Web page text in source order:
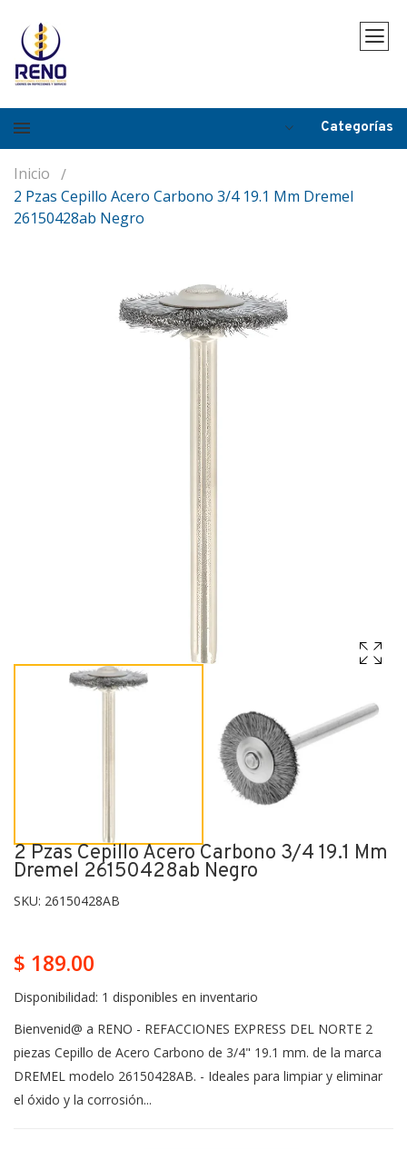
Categorías
Inicio
2 Pzas Cepillo Acero Carbono 3/4 19.1 Mm Dremel
26150428ab Negro
2 Pzas Cepillo Acero Carbono 3/4 19.1 Mm
Dremel 26150428ab Negro
SKU: 26150428AB
$ 189.00
Disponibilidad: 1 disponibles en inventario
Bienvenid@ a RENO - REFACCIONES EXPRESS DEL NORTE 2
piezas Cepillo de Acero Carbono de 3/4" 19.1 mm. de la marca
DREMEL modelo 26150428AB. - Ideales para limpiar y eliminar
el óxido y la corrosión...